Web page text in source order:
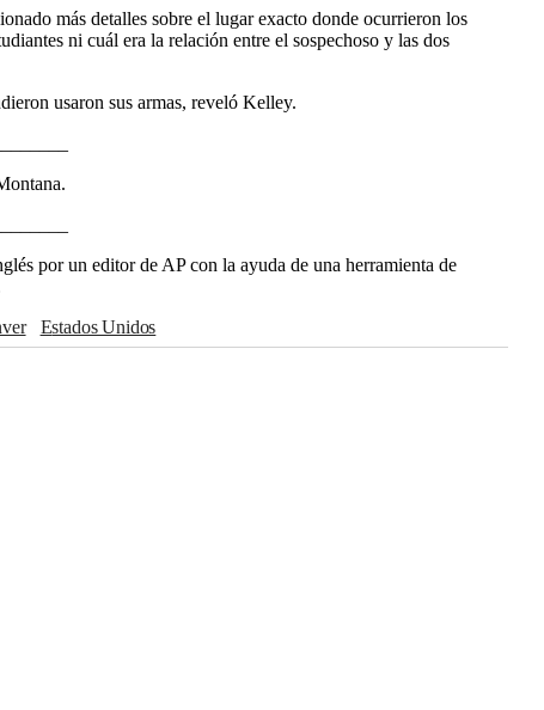
más detalles sobre el lugar exacto donde ocurrieron los
ni cuál era la relación entre el sospechoso y las dos
usaron sus armas, reveló Kelley.
por un editor de AP con la ayuda de una herramienta de
Estados Unidos